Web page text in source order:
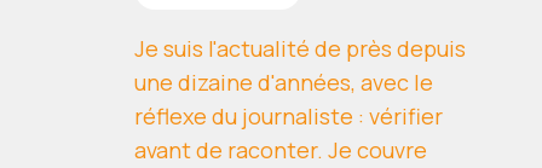
Je suis l'actualité de près depuis
une dizaine d'années, avec le
réflexe du journaliste : vérifier
avant de raconter. Je couvre